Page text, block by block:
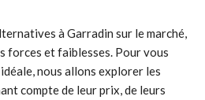
à Garradin sur le marché,
forces et faiblesses. Pour vous
nous allons explorer les
compte de leur prix, de leurs